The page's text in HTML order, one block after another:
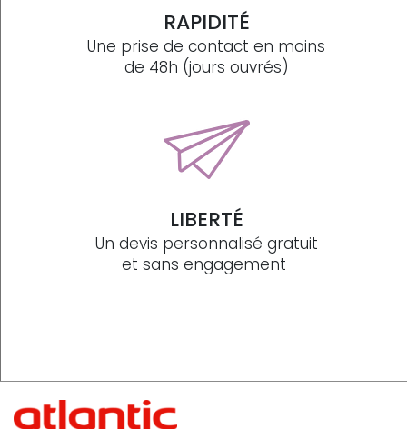
RAPIDITÉ
Une prise de contact en moins
de 48h (jours ouvrés)
LIBERTÉ
Un devis personnalisé gratuit
et sans engagement